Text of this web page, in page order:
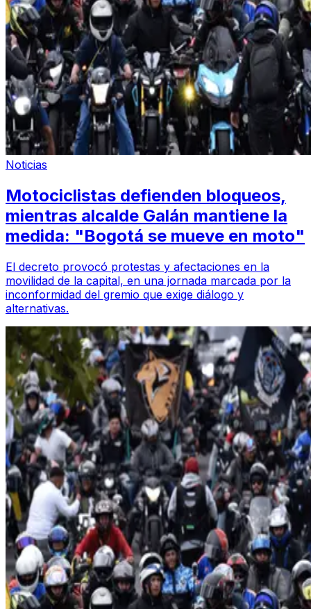
Noticias
Motociclistas defienden bloqueos,
mientras alcalde Galán mantiene la
medida: "Bogotá se mueve en moto"
El decreto provocó protestas y afectaciones en la
movilidad de la capital, en una jornada marcada por la
inconformidad del gremio que exige diálogo y
alternativas.